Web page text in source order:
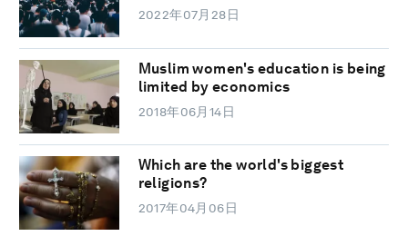
2022年07月28日
Muslim women's education is being
limited by economics
2018年06月14日
Which are the world's biggest
religions?
2017年04月06日